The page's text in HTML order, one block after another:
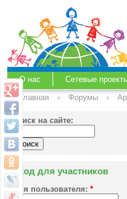
О нас Сетевые
Главная
› Форумы ›
Поиск на сайте:
Вход для участников
Имя пользователя: *